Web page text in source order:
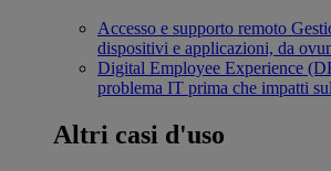
Accesso e supporto remoto
dispositivi e applicazioni, da
Digital Employee Experience
problema IT prima che impatti
Altri casi d'uso